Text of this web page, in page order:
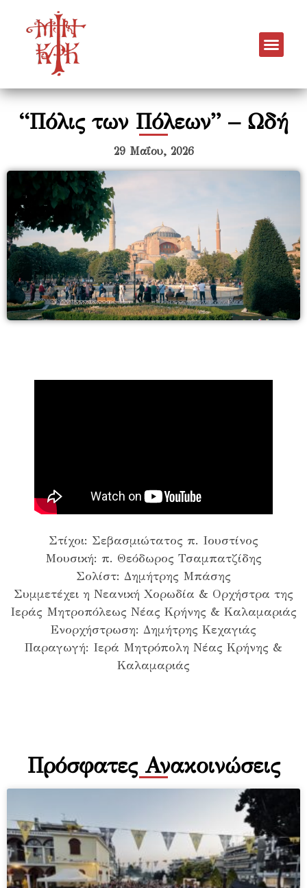
“Πόλις των Πόλεων” – Ωδή
29 Μαΐου, 2026
Στίχοι: Σεβασμιώτατος π. Ιουστίνος
Μουσική: π. Θεόδωρος Τσαμπατζίδης
Σολίστ: Δημήτρης Μπάσης
Συμμετέχει η Νεανική Χορωδία & Ορχήστρα της
Ιεράς Μητροπόλεως Νέας Κρήνης & Καλαμαριάς
Ενορχήστρωση: Δημήτρης Κεχαγιάς
Παραγωγή: Ιερά Μητρόπολη Νέας Κρήνης &
Καλαμαριάς
Πρόσφατες Ανακοινώσεις